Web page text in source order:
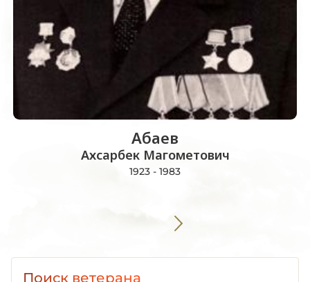
Абаев
Ахсарбек Магометович
1923 - 1983
Поиск ветерана